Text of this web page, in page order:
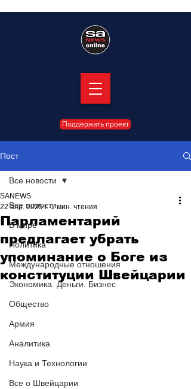
Поддержать проект
Пост
Все новости
В мире
Политика
Международные отношения
Экономика. Деньги. Бизнес
Общество
Армия
Аналитика
Наука и Технологии
Все о Швейцарии
Все новости
Парламентарий
предлагает убрать
упоминание о Боге из
конституции Швейцарии
SANEWS
22 апр. 2025 г. 1 мин. чтения